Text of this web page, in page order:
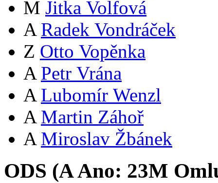
M Jitka Volfová
A Radek Vondráček
Z Otto Vopěnka
A Petr Vrána
A Lubomír Wenzl
A Martin Záhoř
A Miroslav Žbánek
ODS (AAno: 23M